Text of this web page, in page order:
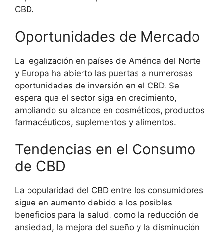
CBD.
Oportunidades de Mercado
La legalización en países de América del Norte
y Europa ha abierto las puertas a numerosas
oportunidades de inversión en el CBD. Se
espera que el sector siga en crecimiento,
ampliando su alcance en cosméticos, productos
farmacéuticos, suplementos y alimentos.
Tendencias en el Consumo
de CBD
La popularidad del CBD entre los consumidores
sigue en aumento debido a los posibles
beneficios para la salud, como la reducción de
ansiedad, la mejora del sueño y la disminución